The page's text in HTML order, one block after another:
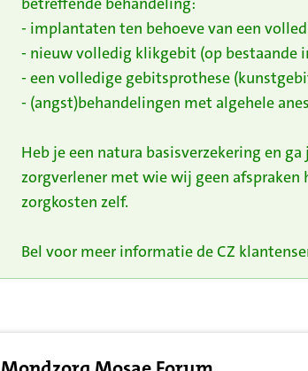
- implantaten ten behoeve van een
- nieuw volledig klikgebit (op bestaande
- een volledige gebitsprothese
- (angst)behandelingen met algehele
Heb je een natura basisverzekering en
zorgverlener met wie wij geen afspraken
zorgkosten zelf.
Bel voor meer informatie de CZ